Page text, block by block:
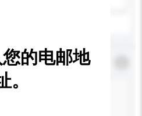
*必须填写
的电邮地
。